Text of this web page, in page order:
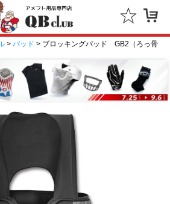
> パッド > ブロッキングパッド GB2（ろっ骨